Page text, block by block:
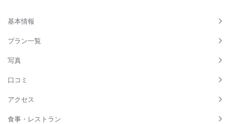
基本情報
プラン一覧
写真
口コミ
アクセス
食事・レストラン